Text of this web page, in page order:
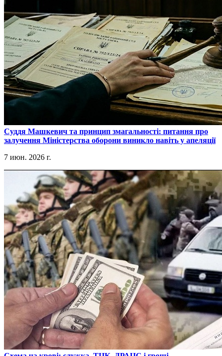
​Суддя Машкевич та принцип змагальності: питання про
залучення Міністерства оборони виникло навіть у апеляції
7 июн. 2026 г.